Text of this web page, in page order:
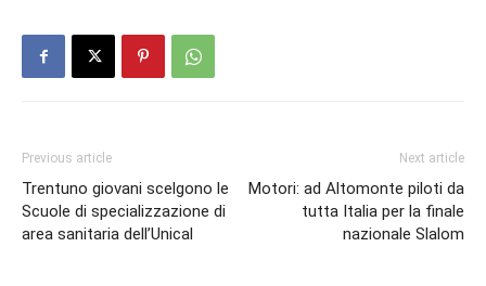
Previous article
Trentuno giovani scelgono le
Scuole di specializzazione di
area sanitaria dell’Unical
Next article
Motori: ad Altomonte piloti da
tutta Italia per la finale
nazionale Slalom